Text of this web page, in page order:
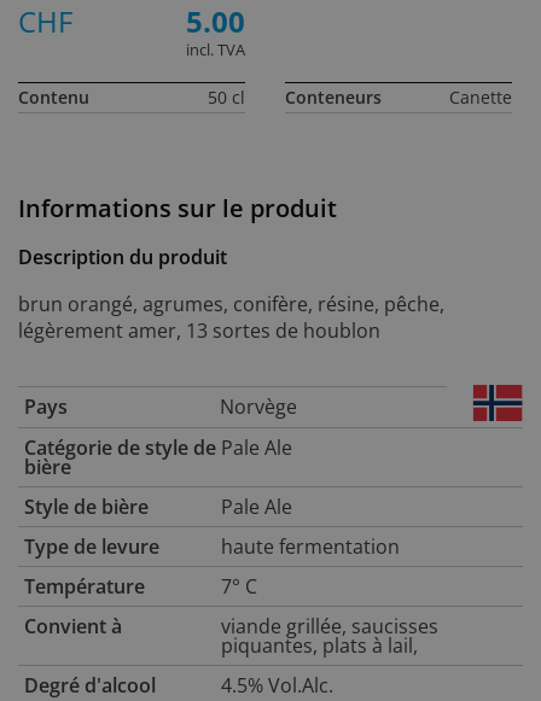
Informations sur le produit
Description du produit
brun orangé, agrumes, conifère, résine, pêche,
légèrement amer, 13 sortes de houblon
Pays
Norvège
Catégorie de style de
bière
Pale Ale
Style de bière
Pale Ale
Type de levure
haute fermentation
Température
7° C
Convient à
viande grillée, saucisses
piquantes, plats à lail,
Degré d'alcool
4.5% Vol.Alc.
CHF
5.00
incl. TVA
Contenu 50 cl Conteneurs Canette